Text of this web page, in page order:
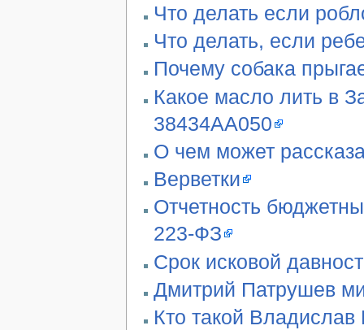
Что делать если
Что делать, если
Почему собака
Какое масло лить в
38434AA050
О чем может
Верветки
Отчетность
223-ФЗ
Срок исковой
Дмитрий Патрушев
Кто такой